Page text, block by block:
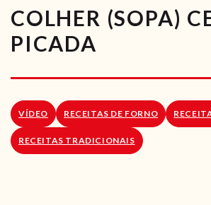
VÍDEOS
LOJA ONLINE
COLHER (SOPA)
PICADA
VÍDEO RECEITAS DE FORNO
RECEITAS TRADICIONAIS